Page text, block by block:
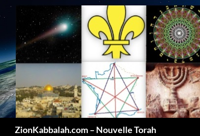
ZionKabbalah.com – Nouvelle Torah